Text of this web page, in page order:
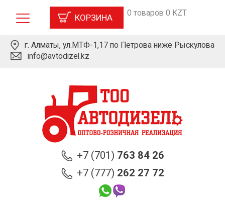
КОРЗИНА 0 товаров 0 KZT
г. Алматы, ул.МТФ-1,17 по Петрова ниже Рыскулова
info@avtodizel.kz
+7 (701) 763 84 26
+7 (777) 262 27 72